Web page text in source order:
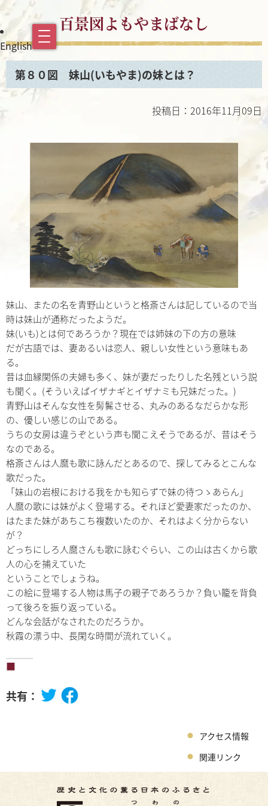
English
百景図よもやまばなし
第８０図 妹山(いもやま)の妹とは？
投稿日：2016年11月09日
妹山、またの名を青野山というと格斎さんは記しているので当
時は妹山が通称だったようだ。
妹(いも)とは何であろうか？現在では姉妹の下の方の意味
だが古語では、妻あるいは恋人、親しい女性という意味もあ
る。
昔は血縁関係の夫婦も多く、妹が妻だったりした名残という説
も聞く。(そういえばイザナギとイザナミも兄妹だった。)
青野山はそんな女性を髣髴させる、丸みのあるなだらかな形
の、優しい感じの山である。
うちの女房は違うぞという声も聞こえそうであるが、昔はそう
なのである。
格斎さんは人麿も歌に詠んだとあるので、探してみるとこんな
歌だった。
「妹山の岩根における我をかも知らずで妹の待つゝあらん」
人麿の歌には妹がよく登場する。それほど愛妻家だったのか、
はたまた妹があちこち複数いたのか、それはよく分からない
が？
どっちにしろ人麿さんも歌に詠むぐらい、この山は古くから歌
人の心を捕えていた
ということでしょうね。
この絵に登場する人物は馬子の親子であろうか？負い籠を背負
って後ろを振り返っている。
どんな会話がなされたのだろうか。
秋霞の漂う中、長閑な時間が流れていく。
共有：
アクセス情報
関連リンク